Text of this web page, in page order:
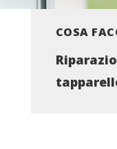
COSA